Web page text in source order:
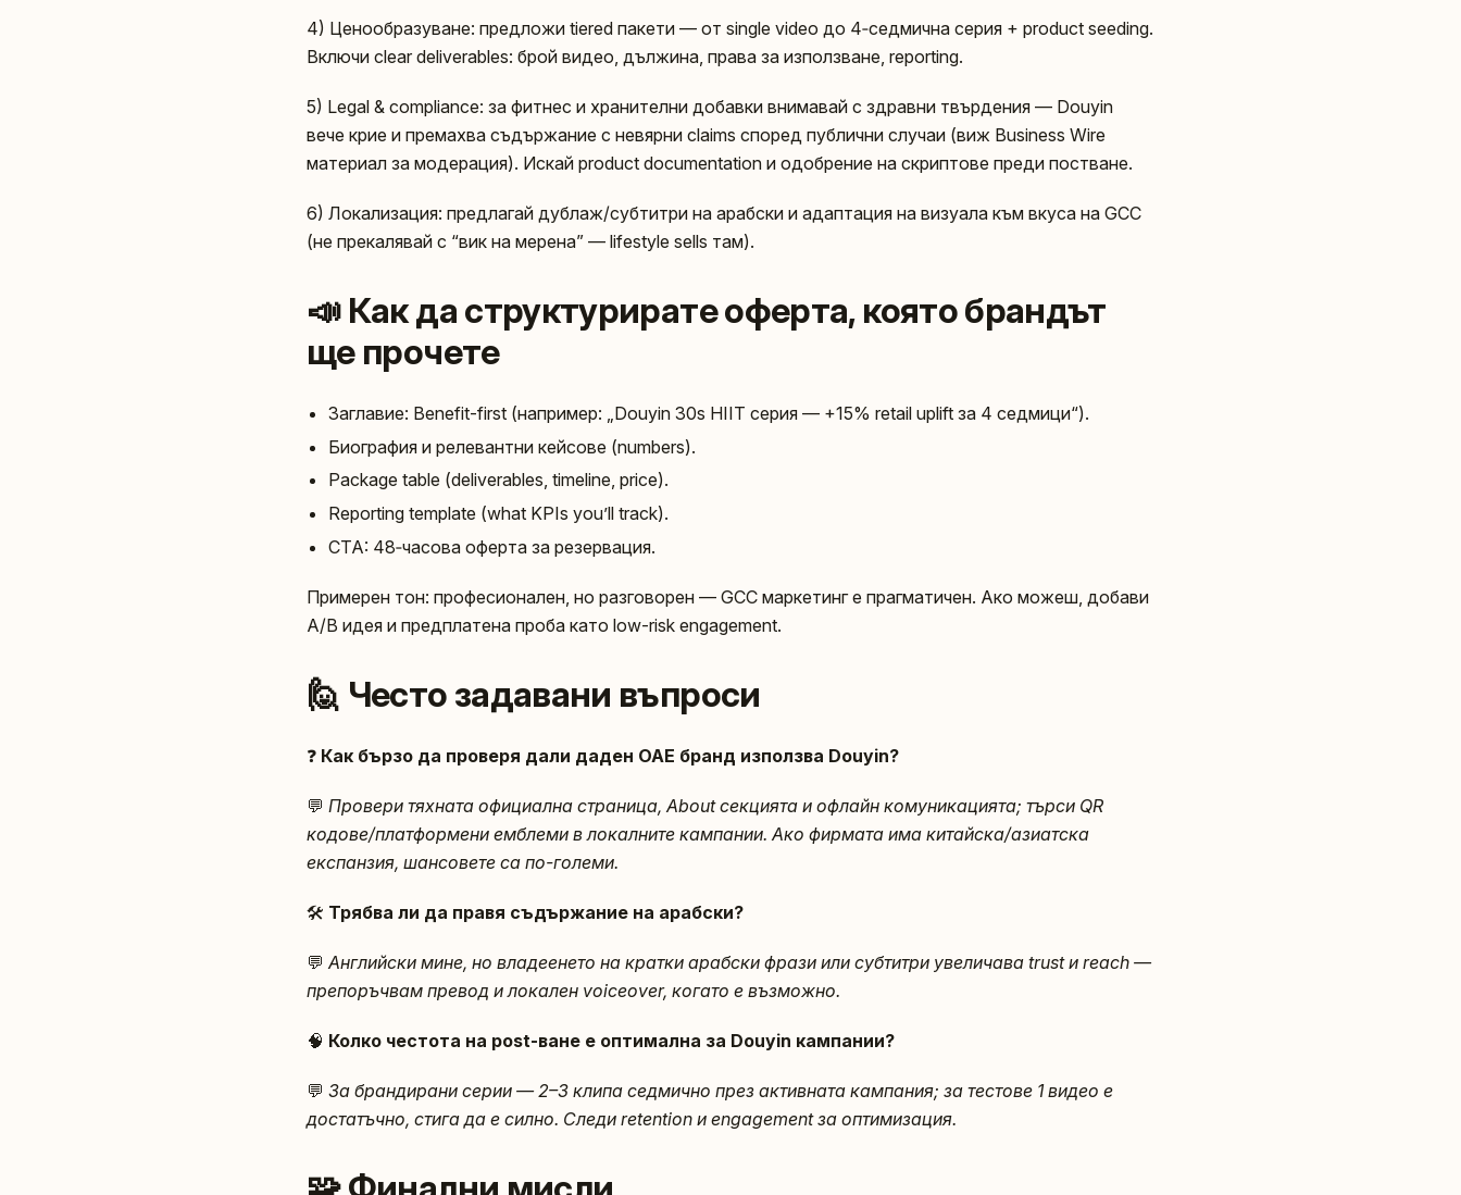
4) Ценообразуване: предложи tiered пакети — от single video до 4‑седмична серия + product seeding.
Включи clear deliverables: брой видео, дължина, права за използване, reporting.
5) Legal & compliance: за фитнес и хранителни добавки внимавай с здравни твърдения — Douyin
вече крие и премахва съдържание с невярни claims според публични случаи (виж Business Wire
материал за модерация). Искай product documentation и одобрение на скриптове преди постване.
6) Локализация: предлагай дублаж/субтитри на арабски и адаптация на визуала към вкуса на GCC
(не прекалявай с “вик на мерена” — lifestyle sells там).
📣 Как да структурирате оферта, която брандът
ще прочете
Заглавие: Benefit-first (например: „Douyin 30s HIIT серия — +15% retail uplift за 4 седмици“).
Биография и релевантни кейсове (numbers).
Package table (deliverables, timeline, price).
Reporting template (what KPIs you’ll track).
CTA: 48‑часова оферта за резервация.
Примерен тон: професионален, но разговорен — GCC маркетинг е прагматичен. Ако можеш, добави
A/B идея и предплатена проба като low-risk engagement.
🙋 Често задавани въпроси
❓ Как бързо да проверя дали даден ОАЕ бранд използва Douyin?
💬 Провери тяхната официална страница, About секцията и офлайн комуникацията; търси QR
кодове/платформени емблеми в локалните кампании. Ако фирмата има китайска/азиатска
експанзия, шансовете са по-големи.
🛠️ Трябва ли да правя съдържание на арабски?
💬 Английски мине, но владеенето на кратки арабски фрази или субтитри увеличава trust и reach —
препоръчвам превод и локален voiceover, когато е възможно.
🧠 Колко честотa на post-ване e оптимална за Douyin кампании?
💬 За брандирани серии — 2–3 клипа седмично през активната кампания; за тестове 1 видео е
достатъчно, стига да е силно. Следи retention и engagement за оптимизация.